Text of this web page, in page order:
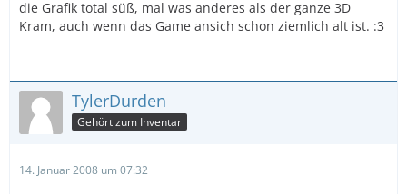
die Grafik total süß, mal was anderes als der ganze 3D
Kram, auch wenn das Game ansich schon ziemlich alt ist. :3
TylerDurden
Gehört zum Inventar
14. Januar 2008 um 07:32